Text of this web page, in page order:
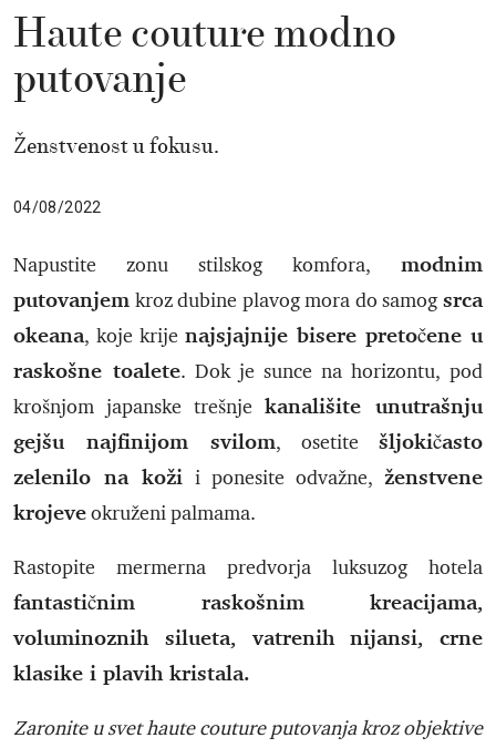
Haute couture modno
putovanje
Ženstvenost u fokusu.
04/08/2022
Napustite zonu stilskog komfora, modnim
putovanjem kroz dubine plavog mora do samogsrca
okeana, koje krije najsjajnije bisere pretočene u
raskošne toalete. Dok je sunce na horizontu, pod
krošnjom japanske trešnje kanališite unutrašnju
gejšu najfinijom svilom, osetite šljokičasto
zelenilo na koži i ponesite odvažne,ženstvene
krojeveokruženi palmama.
Rastopite mermerna predvorja luksuzog hotela
fantastičnim raskošnim kreacijama,
voluminoznih silueta, vatrenih nijansi, crne
klasike i plavih kristala.
Zaronite u svet haute couture putovanja kroz objektive